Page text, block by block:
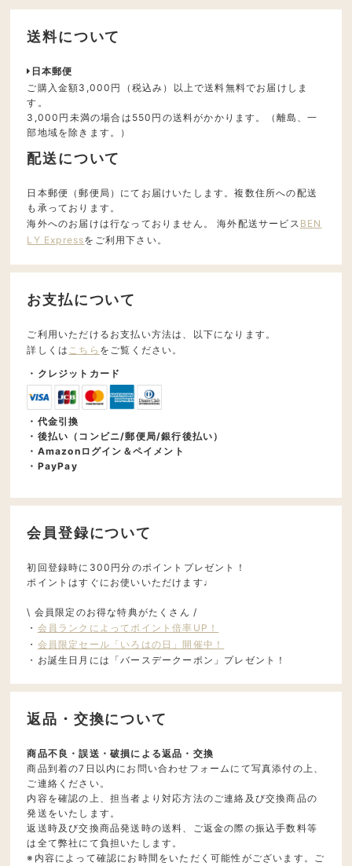
送料について
日本郵便
ご購入金額3,000円（税込み）以上で送料無料でお届けしま
す。
3,000円未満の場合は550円の送料がかかります。（離島、一
部地域を除きます。）
配送について
日本郵便（郵便局）にてお届けいたします。複数住所への配送
も承っております。
海外へのお届けは行なっておりません。 海外配送サービス BEN
LY Expressをご利用下さい。
お支払について
ご利用いただけるお支払い方法は、以下になります。
詳しくは こちら をご覧ください。
・クレジットカード
・代金引換
・後払い（コンビニ/郵便局/銀行後払い）
・Amazonログイン＆ペイメント
・PayPay
会員登録について
初回登録時に300円分のポイントプレゼント！
ポイントはすぐにお使いいただけます♩
\ 会員限定のお得な特典がたくさん /
・ 会員ランクによってポイント倍率UP！
・ 会員限定セール「いろはの日」開催中！
・お誕生日月には「バースデークーポン」プレゼント！
返品・交換について
商品不良・誤送・破損による返品・交換
商品到着の7日以内にお問い合わせフォームにて写真添付の上、
ご連絡ください。
内容を確認の上、担当者より対応方法のご連絡及び交換商品の
発送をいたします。
返送時及び交換商品発送時の送料、ご返金の際の振込手数料等
は全て弊社にて負担いたします。
※内容によって確認にお時間をいただく可能性がございます。ご